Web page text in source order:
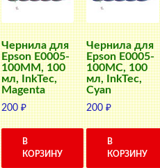
Чернила для
Epson E0005-
100MM, 100
мл, InkTec,
Magenta
200₽
В
КОРЗИНУ
Чернила для
Epson E0005-
100MC, 100
мл, InkTec,
Cyan
200₽
В
КОРЗИНУ